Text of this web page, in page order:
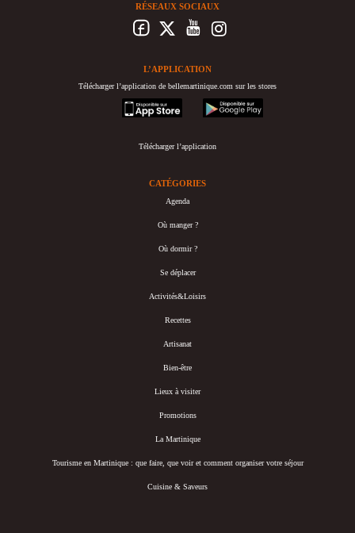
RÉSEAUX SOCIAUX
L’APPLICATION
Télécharger l’application de bellemartinique.com sur les stores
appstore
googleplay
Télécharger l’application
CATÉGORIES
Agenda
Où manger ?
Où dormir ?
Se déplacer
Activités&Loisirs
Recettes
Artisanat
Bien-être
Lieux à visiter
Promotions
La Martinique
Tourisme en Martinique : que faire, que voir et comment organiser votre séjour
Cuisine & Saveurs